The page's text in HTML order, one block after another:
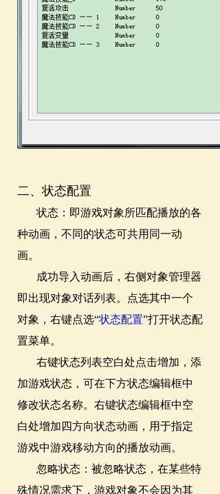
二、状态配置
状态：即游戏对象所匹配播放的各
种动画，不同的状态可共用同一动
画。
成功导入动画后，右侧对象管理器
即出现对象对话列表。点选其中一个
对象，右键点选“状态配置”打开状态配
置菜单。
右键状态列表空白处点击增加，添
加游戏状态，可在下方状态编辑框中
修改状态名称。右键状态编辑框中空
白处增加四方向状态动画，用于指定
游戏中游戏移动方向的播放动画。
忽略状态：被忽略状态，在某些特
殊情况需求下，游戏对象不会因为其